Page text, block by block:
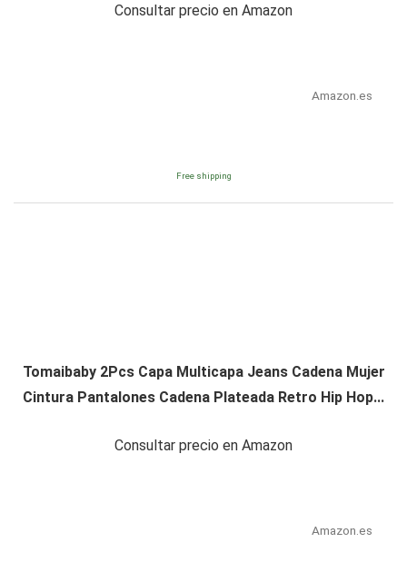
Consultar precio en Amazon
Amazon.es
Free shipping
Tomaibaby 2Pcs Capa Multicapa Jeans Cadena Mujer
Cintura Pantalones Cadena Plateada Retro Hip Hop...
Consultar precio en Amazon
Amazon.es